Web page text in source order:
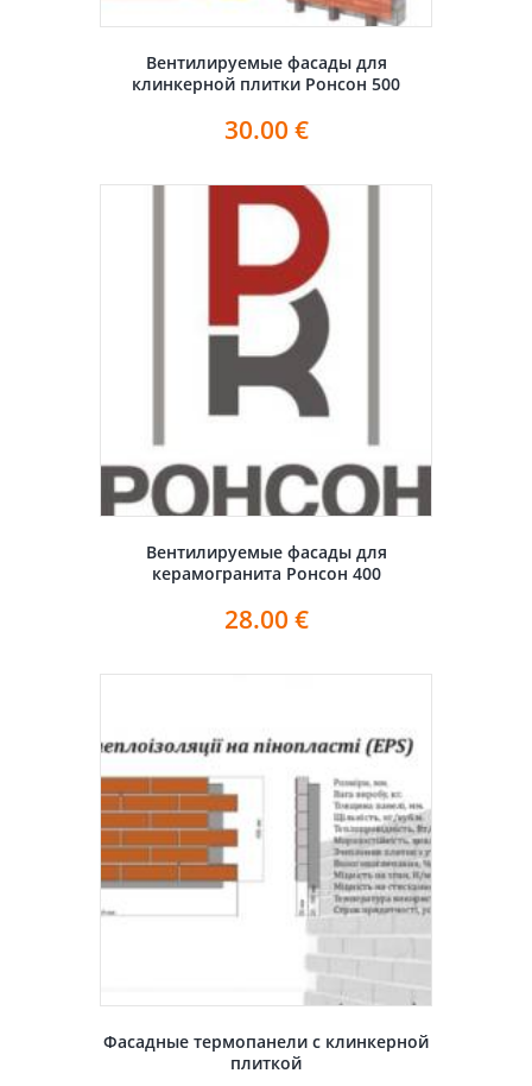
Вентилируемые фасады для
клинкерной плитки Ронсон 500
30.00 €
Вентилируемые фасады для
керамогранита Ронсон 400
28.00 €
Фасадные термопанели с клинкерной
плиткой